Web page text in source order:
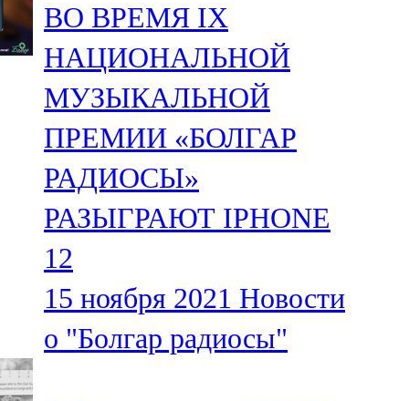
106,1 FM
Кама тамагы
71,51 FM
Кукмара
107,9 FM
Лениногорский
102,1 FM
Мамадыш
106,2 FM
ВО ВРЕМЯ IX
НАЦИОНАЛЬНОЙ
МУЗЫКАЛЬНОЙ
ПРЕМИИ «БОЛГАР
РАДИОСЫ»
РАЗЫГРАЮТ IPHONE
12
15 ноября 2021 Новости
о "Болгар радиосы"